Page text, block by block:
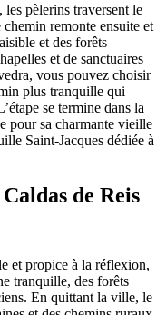
pèlerins traversent le
remonte ensuite et
et des forêts
et de sanctuaires
vous pouvez choisir
plus tranquille qui
se termine dans la
pour sa charmante vieille
Saint-Jacques dédiée à
de Reis
et propice à la réflexion,
tranquille, des forêts
En quittant la ville, le